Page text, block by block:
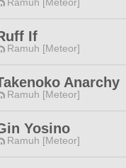
If
Ramuh [Meteor]
Anarchy
Ramuh [Meteor]
Yosino
Ramuh [Meteor]